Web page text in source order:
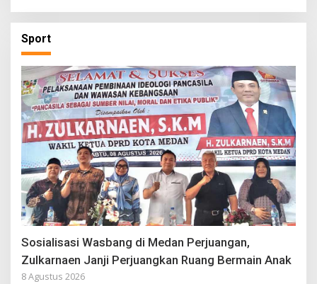
Sport
Sosialisasi Wasbang di Medan Perjuangan,
Zulkarnaen Janji Perjuangkan Ruang Bermain Anak
8 Agustus 2026